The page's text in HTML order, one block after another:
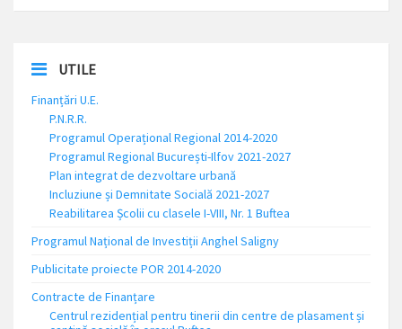
UTILE
Finanțări U.E.
P.N.R.R.
Programul Operațional Regional 2014-2020
Programul Regional București-Ilfov 2021-2027
Plan integrat de dezvoltare urbană
Incluziune și Demnitate Socială 2021-2027
Reabilitarea Școlii cu clasele I-VIII, Nr. 1 Buftea
Programul Național de Investiții Anghel Saligny
Publicitate proiecte POR 2014-2020
Contracte de Finanțare
Centrul rezidențial pentru tinerii din centre de plasament și